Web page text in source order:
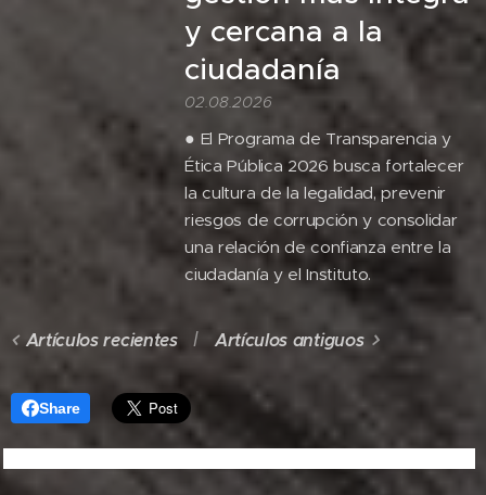
y cercana a la
ciudadanía
02.08.2026
● El Programa de Transparencia y
Ética Pública 2026 busca fortalecer
la cultura de la legalidad, prevenir
riesgos de corrupción y consolidar
una relación de confianza entre la
ciudadanía y el Instituto.
Artículos recientes Artículos antiguos
Share